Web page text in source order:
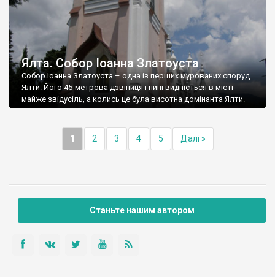
Ялта. Собор Іоанна Златоуста
Собор Іоанна Златоуста – одна із перших мурованих споруд
Ялти. Його 45-метрова дзвіниця і нині видніється в місті
майже звідусіль, а колись це була висотна домінанта Ялти.
1 2 3 4 5 Далі »
Станьте нашим автором